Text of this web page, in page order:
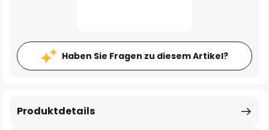
Haben Sie Fragen zu diesem Artikel?
Produktdetails